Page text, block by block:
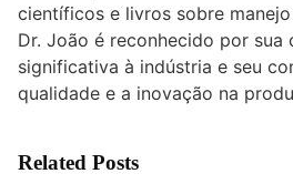
científicos e livros sobre
Dr. João é reconhecido por sua
significativa à indústria e seu
qualidade e a inovação na
Related Posts